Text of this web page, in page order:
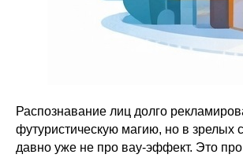
Распознавание лиц долго
футуристическую магию, но в зрелых
давно уже не про вау-эффект. Это про